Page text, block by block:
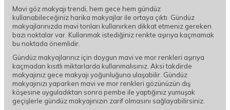
Mavi göz makyajı trendi, hem gece hem gündüz
kullanabileceğiniz harika makyajlar ile ortaya çıktı. Gündüz
makyajlarınızda mavi tonları kullanırken dikkat etmeniz gereken
bazı noktalar var. Kullanmak istediğiniz renkte aşırıya kaçmamak
bu noktada önemlidir.
Gündüz makyajlarınız için doygun mavi ve mor renkleri aşırıya
kaçmadan kısıtlı miktarlarda kullanmalısınız. Aksi takdirde
makyajınız gece makyajı yoğunluğuna ulaşabilir. Gündüz
makyajınızı yaparken mavi ve mor renkleri gözünüzün dış
köşesine uyguladıktan sonra pembe ile yaptığınız yumuşak
geçişlerle gündüz makyajınızın zarif olmasını sağlayabilirsiniz.